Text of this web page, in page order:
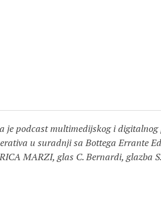
podcast multimedijskog i digitalnog
u suradnji sa Bottega Errante
MARZI, glas C. Bernardi, glazba